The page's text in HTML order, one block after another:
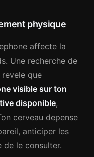
physique
affecte la
Une recherche de
revele que
visible sur ton
disponible,
cerveau depense
anticiper les
de le consulter.